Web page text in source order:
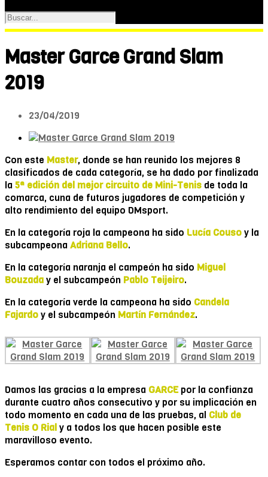
Master Garce Grand Slam
2019
23/04/2019
Con este Master, donde se han reunido los mejores 8
clasificados de cada categoría, se ha dado por finalizada
la 5ª edición del mejor circuito de Mini-Tenis de toda la
comarca, cuna de futuros jugadores de competición y
alto rendimiento del equipo DMsport.
En la categoría roja la campeona ha sido Lucía Cousoy la
subcampeona Adriana Bello.
En la categoría naranja el campeón ha sido Miguel
Bouzaday el subcampeón Pablo Teijeiro.
En la categoría verde la campeona ha sido Candela
Fajardoy el subcampeón Martín Fernández.
Damos las gracias a la empresa GARCEpor la confianza
durante cuatro años consecutivo y por su implicación en
todo momento en cada una de las pruebas, al Club de
Tenis O Rialy a todos los que hacen posible este
maravilloso evento.
Esperamos contar con todos el próximo año.